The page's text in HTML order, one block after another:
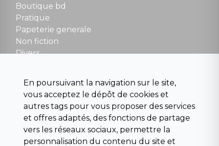
NOUS CONTACTER
contact@la-griffe-noire.com
Boutique bd
Pratique
Papeterie generale
Non fiction
Divers
Para scolaire
Histoire
Pochoteque
Pleiade
En poursuivant la navigation sur le site,
vous acceptez le dépôt de cookies et
autres tags pour vous proposer des services
et offres adaptés, des fonctions de partage
vers les réseaux sociaux, permettre la
personnalisation du contenu du site et